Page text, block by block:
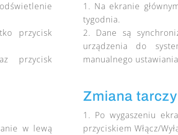
przycisk
przycisk
w lewą
Na ekranie
tygodnia.
Dane są
urządzenia do
manualnego
Zmiana
Po wygaszeniu
przyciskiem Włącz/